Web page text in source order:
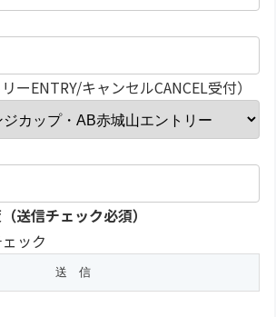
ーENTRY/キャンセルCANCEL受付）
送信チェック必須）
ック